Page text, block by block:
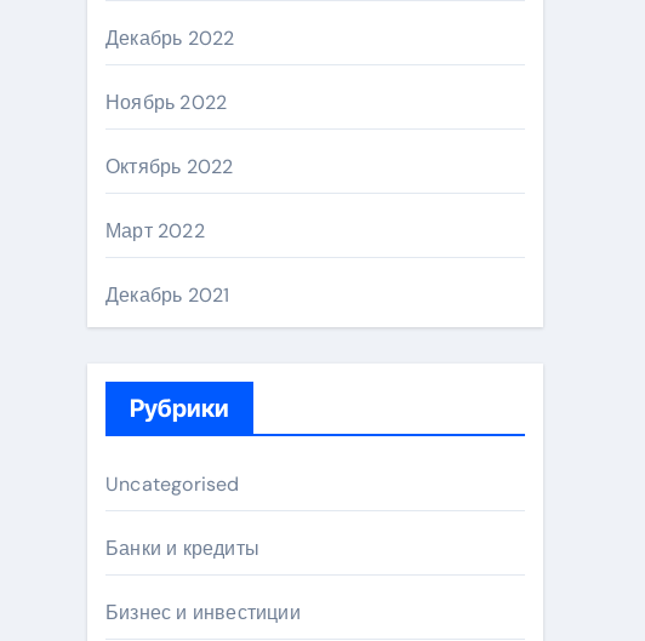
Декабрь 2022
Ноябрь 2022
Октябрь 2022
Март 2022
Декабрь 2021
Рубрики
Uncategorised
Банки и кредиты
Бизнес и инвестиции